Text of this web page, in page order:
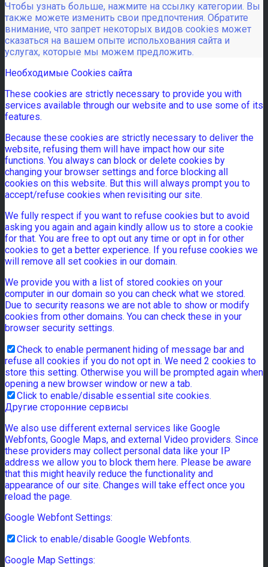
Чтобы узнать больше, нажмите на ссылку категории. Вы
также можете изменить свои предпочтения. Обратите
внимание, что запрет некоторых видов cookies может
сказаться на вашем опыте испольхования сайта и
услугах, которые мы можем предложить.
Необходимые Cookies сайта
These cookies are strictly necessary to provide you with
services available through our website and to use some of its
features.
Because these cookies are strictly necessary to deliver the
website, refusing them will have impact how our site
functions. You always can block or delete cookies by
changing your browser settings and force blocking all
cookies on this website. But this will always prompt you to
accept/refuse cookies when revisiting our site.
We fully respect if you want to refuse cookies but to avoid
asking you again and again kindly allow us to store a cookie
for that. You are free to opt out any time or opt in for other
cookies to get a better experience. If you refuse cookies we
will remove all set cookies in our domain.
We provide you with a list of stored cookies on your
computer in our domain so you can check what we stored.
Due to security reasons we are not able to show or modify
cookies from other domains. You can check these in your
browser security settings.
Check to enable permanent hiding of message bar and
refuse all cookies if you do not opt in. We need 2 cookies to
store this setting. Otherwise you will be prompted again when
opening a new browser window or new a tab.
Click to enable/disable essential site cookies.
Другие сторонние сервисы
We also use different external services like Google
Webfonts, Google Maps, and external Video providers. Since
these providers may collect personal data like your IP
address we allow you to block them here. Please be aware
that this might heavily reduce the functionality and
appearance of our site. Changes will take effect once you
reload the page.
Google Webfont Settings:
Click to enable/disable Google Webfonts.
Google Map Settings: